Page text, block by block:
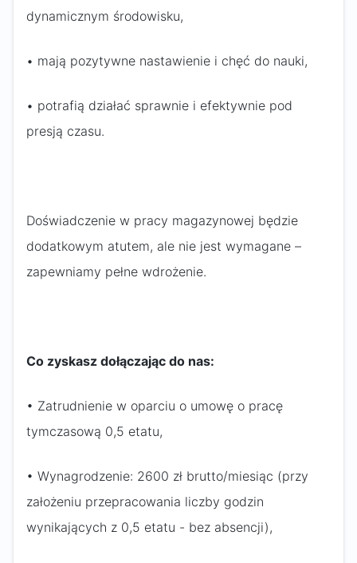
dynamicznym środowisku,
• mają pozytywne nastawienie i chęć do nauki,
• potrafią działać sprawnie i efektywnie pod
presją czasu.
Doświadczenie w pracy magazynowej będzie
dodatkowym atutem, ale nie jest wymagane –
zapewniamy pełne wdrożenie.
Co zyskasz dołączając do nas:
• Zatrudnienie w oparciu o umowę o pracę
tymczasową 0,5 etatu,
• Wynagrodzenie: 2600 zł brutto/miesiąc (przy
założeniu przepracowania liczby godzin
wynikających z 0,5 etatu - bez absencji),